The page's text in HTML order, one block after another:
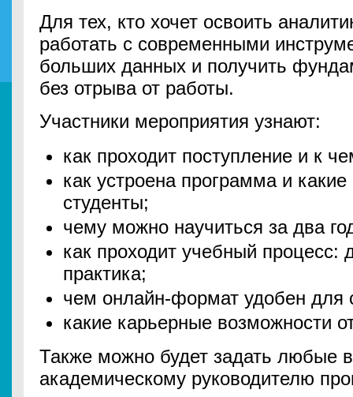
Для тех, кто хочет освоить
работать с современными
больших данных и получить
без отрыва от работы.
Участники мероприятия узнают:
как проходит поступление и к
как устроена программа и
студенты;
чему можно научиться за два
как проходит учебный процесс:
практика;
чем онлайн-формат удобен для
какие карьерные возможности
Также можно будет задать любые
академическому руководителю